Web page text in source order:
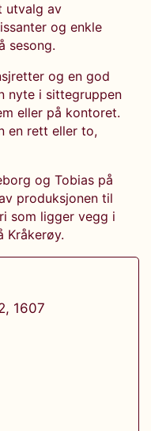
utvalg av
og enkle
sesong.
og en god
nyte i sittegruppen
eller på kontoret.
en rett eller to,
og Tobias på
produksjonen til
som ligger vegg i
Kråkerøy.
, 1607